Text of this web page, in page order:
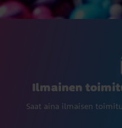
Ilmainen
Saat aina ilmaisen